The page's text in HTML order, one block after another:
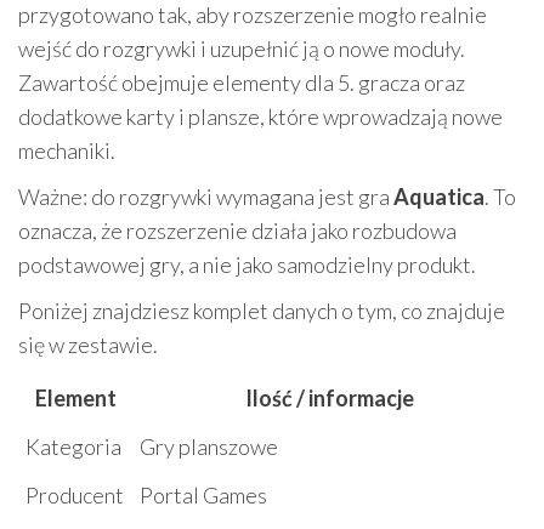
przygotowano tak, aby rozszerzenie mogło realnie
wejść do rozgrywki i uzupełnić ją o nowe moduły.
Zawartość obejmuje elementy dla 5. gracza oraz
dodatkowe karty i plansze, które wprowadzają nowe
mechaniki.
Ważne: do rozgrywki wymagana jest graAquatica. To
oznacza, że rozszerzenie działa jako rozbudowa
podstawowej gry, a nie jako samodzielny produkt.
Poniżej znajdziesz komplet danych o tym, co znajduje
się w zestawie.
Element
Ilość / informacje
Kategoria
Gry planszowe
Producent
Portal Games